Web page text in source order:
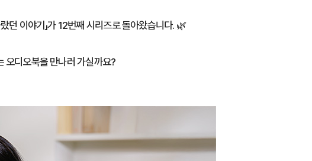
던 이야기」가 12번째 시리즈로 돌아왔습니다. 🌿
오디오북을 만나러 가실까요?